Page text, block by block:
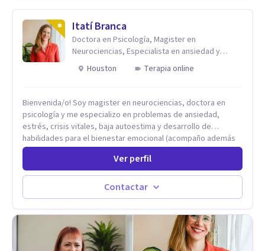
Itatí Branca
Doctora en Psicología, Magister en
Neurociencias, Especialista en ansiedad y
mindfulness
Houston Terapia online
Bienvenida/o! Soy magister en neurociencias, doctora en
psicología y me especializo en problemas de ansiedad,
estrés, crisis vitales, baja autoestima y desarrollo de
habilidades para el bienestar emocional (acompaño además
problemáticas como la desregulación emocional, tendencias
perfeccionistas, liderazgo, problemas de sueño, depresión,
entre otras).
Ver perfil
Contactar